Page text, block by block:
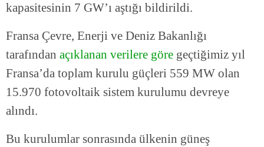
kapasitesinin 7 GW’ı aştığı bildirildi.
Fransa Çevre, Enerji ve Deniz Bakanlığı
tarafından açıklanan verilere göre geçtiğimiz yıl
Fransa’da toplam kurulu güçleri 559 MW olan
15.970 fotovoltaik sistem kurulumu devreye
alındı.
Bu kurulumlar sonrasında ülkenin güneş